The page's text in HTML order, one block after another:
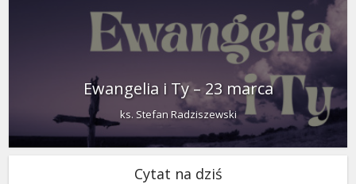
Ewangelia i Ty – 23 marca
ks. Stefan Radziszewski
Cytat na dziś